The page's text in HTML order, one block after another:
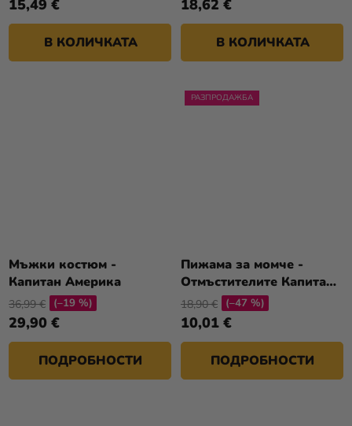
15,49 €
В КОЛИЧКАТА
18,62 €
В КОЛИЧКАТА
Мъжки костюм -
Капитан Америка
29,90 €
36,99 € (–19 %)
ПОДРОБНОСТИ
РАЗПРОДАЖБА
Пижама за момче -
Отмъстителите Капитан
Америка
10,01 €
18,90 € (–47 %)
ПОДРОБНОСТИ